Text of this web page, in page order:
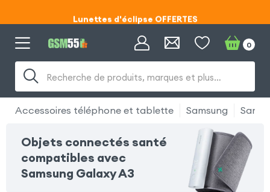
Lunettes d'éclipse OFFERTES
Code ECLIPSE55
Recherche de produits, marques et plus…
0
Accessoires téléphone et tablette Samsung
Objets connectés santé
compatibles avec
Samsung Galaxy A3